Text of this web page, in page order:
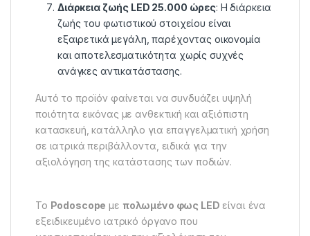
Διάρκεια ζωής LED 25.000 ώρες: Η διάρκεια
ζωής του φωτιστικού στοιχείου είναι
εξαιρετικά μεγάλη, παρέχοντας οικονομία
και αποτελεσματικότητα χωρίς συχνές
ανάγκες αντικατάστασης.
Αυτό το προϊόν φαίνεται να συνδυάζει υψηλή
ποιότητα εικόνας με ανθεκτική και αξιόπιστη
κατασκευή, κατάλληλο για επαγγελματική χρήση
σε ιατρικά περιβάλλοντα, ειδικά για την
αξιολόγηση της κατάστασης των ποδιών.
Το Podoscope με πολωμένο φως LED είναι ένα
εξειδικευμένο ιατρικό όργανο που